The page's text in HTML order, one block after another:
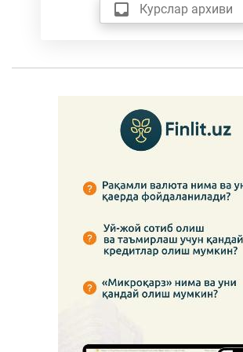
“Банклардаги омонатларни
“Банклардаги омонатларни
кафолатлари тўғрисида”ги
нималар ўзгармоқда?
“Банклардаги омонатларни
моҳияти юзасидан брифинг
Уй-жой қурилиши соҳасини
турар ва нотурар жой
мавзусига бағишланган брифинг
Курслар архиви